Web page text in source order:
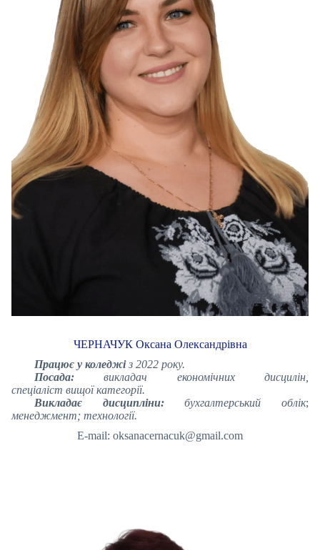
ЧЕРНАЧУК Оксана Олександрівна
Працює у коледжіз 2022 року.
Посада: викладач економічних дисцилін,
спеціаліст вищої категорії.
Викладає дисципліни:бухгалтерський облік;
менеджмент; технології.
E-mail: oksanacernacuk@gmail.com